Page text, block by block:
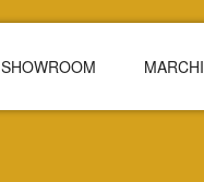
SHOWROOM MARCHI